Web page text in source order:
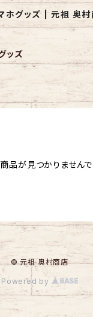
ホグッズ | 元祖 奥村
ッズ
品が見つかりませんで
© 元祖 奥村商店
Powered by